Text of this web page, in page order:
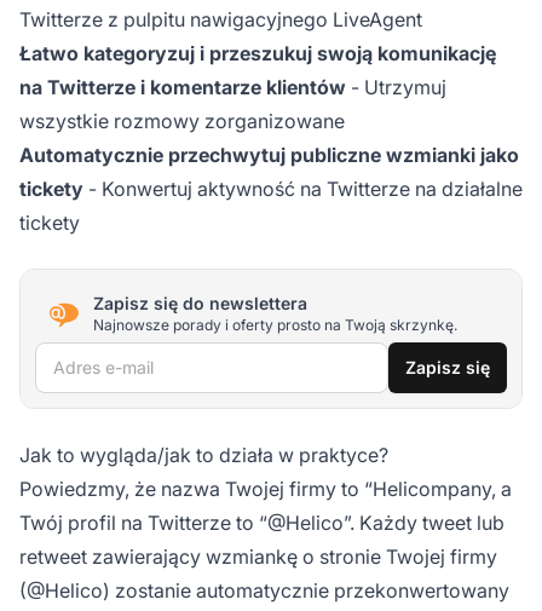
Twitterze z pulpitu nawigacyjnego LiveAgent
Łatwo kategoryzuj i przeszukuj swoją komunikację
na Twitterze i komentarze klientów - Utrzymuj
wszystkie rozmowy zorganizowane
Automatycznie przechwytuj publiczne wzmianki jako
tickety - Konwertuj aktywność na Twitterze na działalne
tickety
Zapisz się do newslettera
Najnowsze porady i oferty prosto na Twoją skrzynkę.
Adres e-mail Zapisz się
Jak to wygląda/jak to działa w praktyce?
Powiedzmy, że nazwa Twojej firmy to “Helicompany, a
Twój profil na Twitterze to “@Helico”. Każdy tweet lub
retweet zawierający wzmiankę o stronie Twojej firmy
(@Helico) zostanie automatycznie przekonwertowany